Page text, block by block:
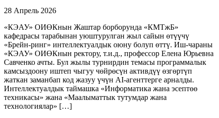
28 Апрель 2026
«КЭАУ» ОИӨКнын Жаштар борборунда «КМТжБ»
кафедрасы тарабынан уюштурулган жыл сайын өтүүчү
«Брейн-ринг» интеллектуалдык оюну болуп өттү. Иш-чараны
«КЭАУ» ОИӨКнын ректору, т.и.д., профессор Елена Юрьевна
Савченко ачты. Бул жылы турнирдин темасы программалык
камсыздоону иштеп чыгуу чөйрөсүн активдүү өзгөртүп
жаткан заманбап код жазуу үчүн AI-агенттерге арналды.
Интеллектуалдык таймашка «Информатика жана эсептөө
техникасы» жана «Маалыматтык тутумдар жана
технологиялар» […]